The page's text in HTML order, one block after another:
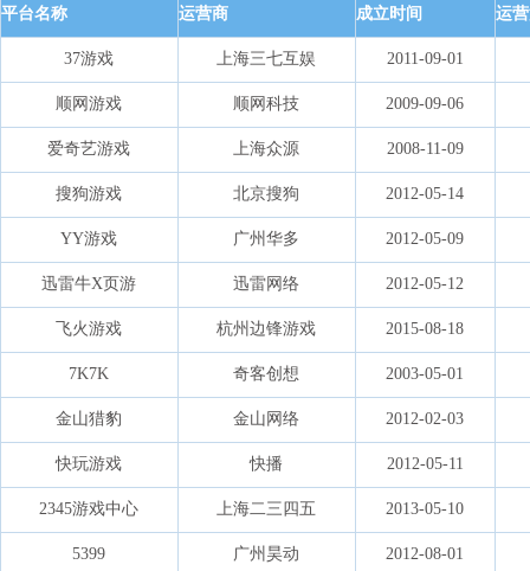
平台名称 运营商 成立时间 运
37游戏 上海三七互娱 2011-09-01
顺网游戏 顺网科技 2009-09-06
爱奇艺游戏 上海众源 2008-11-09
搜狗游戏 北京搜狗 2012-05-14
YY游戏 广州华多 2012-05-09
迅雷牛X页游 迅雷网络 2012-05-12
飞火游戏 杭州边锋游戏 2015-08-18
7K7K 奇客创想 2003-05-01
金山猎豹 金山网络 2012-02-03
快玩游戏 快播 2012-05-11
2345游戏中心 上海二三四五 2013-05-10
5399 广州昊动 2012-08-01